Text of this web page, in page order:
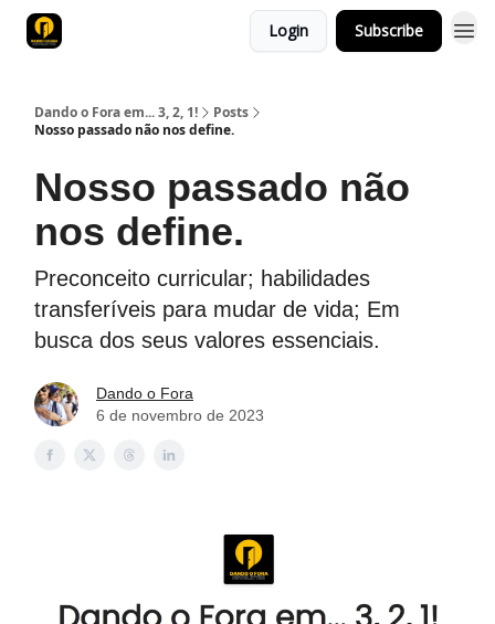
Login Subscribe
Dando o Fora em... 3, 2, 1!
Posts
Nosso passado não nos define.
Nosso passado não
nos define.
Preconceito curricular; habilidades
transferíveis para mudar de vida; Em
busca dos seus valores essenciais.
Dando o Fora
6 de novembro de 2023